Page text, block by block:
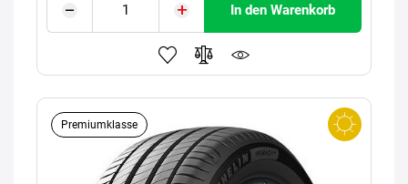
In den Warenkorb
Premiumklasse